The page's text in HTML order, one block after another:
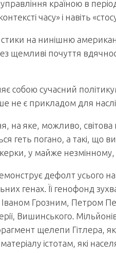
країною в
часу» і навіть
на нинішню
щемливі почуття
собою сучасний
не є прикладом для
на яке, можливо, світова
геть погано, а такі, що
у майже
дефолт усього
генах. Її генофонд
Іваном Грозним, Петром
Вишинського.
щелепи Гітлера,
істотам, які